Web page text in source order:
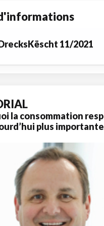
11/2021
la consommation
plus